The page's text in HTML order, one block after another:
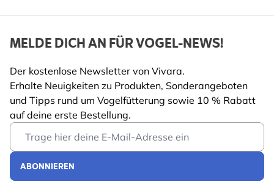
MELDE DICH AN FÜR VOGEL-NEWS!
Der kostenlose Newsletter von Vivara.
Erhalte Neuigkeiten zu Produkten, Sonderangeboten
und Tipps rund um Vogelfütterung sowie 10 % Rabatt
auf deine erste Bestellung.
Email Address
ABONNIEREN